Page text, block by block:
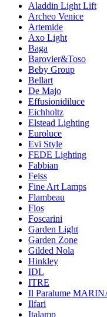
Aladdin Light Lift
Archeo Venice
Artemide
Axo Light
Baga
Barovier&Toso
Beby Group
Bellart
De Majo
Effusionidiluce
Eichholtz
Elstead Lighting
Euroluce
Evi Style
FEDE Lighting
Fabbian
Feiss
Fine Art Lamps
Flambeau
Flos
Foscarini
Garden Light
Garden Zone
Gilded Nola
Hinkley
IDL
ITRE
Il Paralume
Ilfari
Italamp